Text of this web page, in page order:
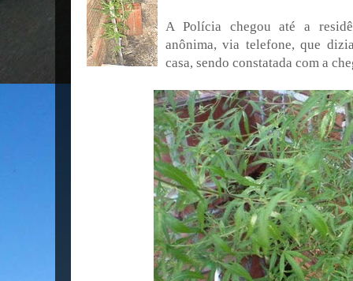
A Polícia chegou até a
anônima, via telefone, que
casa, sendo constatada com a